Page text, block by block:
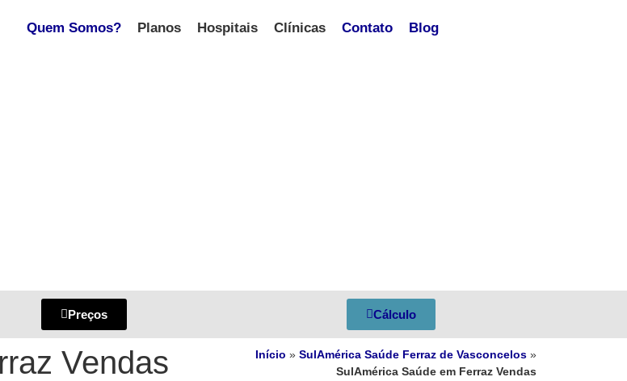
Quem Somos? Planos Hospitais Clínicas Contato Blog
Preços Cálculo
Vendas Início » SulAmérica Saúde Ferraz de Vasconcelos»
SulAmérica Saúde em Ferraz Vendas